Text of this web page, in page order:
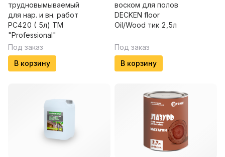
трудновымываемый
для нар. и вн. работ
PC420 ( 5л) ТМ
"Professional"
Под заказ
В корзину
воском для полов
DECKEN floor
Oil/Wood тик 2,5л
Под заказ
В корзину